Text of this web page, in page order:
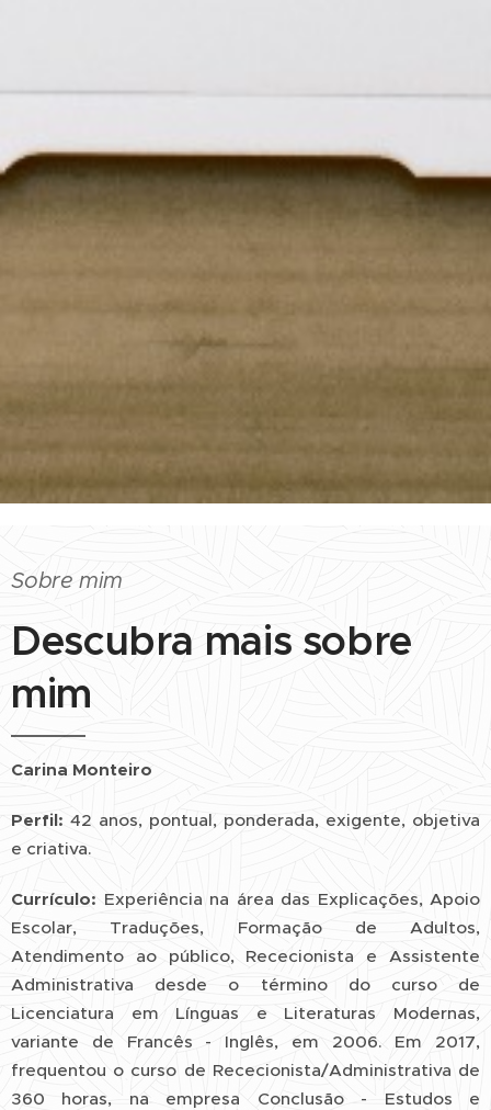
Sobre mim
Descubra mais sobre
mim
Carina Monteiro
Perfil: 42 anos, pontual, ponderada, exigente, objetiva
e criativa.
Currículo: Experiência na área das Explicações, Apoio
Escolar, Traduções, Formação de Adultos,
Atendimento ao público, Rececionista e Assistente
Administrativa desde o término do curso de
Licenciatura em Línguas e Literaturas Modernas,
variante de Francês - Inglês, em 2006. Em 2017,
frequentou o curso de Rececionista/Administrativa de
360 horas, na empresa Conclusão - Estudos e